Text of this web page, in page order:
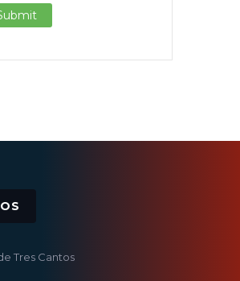
Tres Cantos